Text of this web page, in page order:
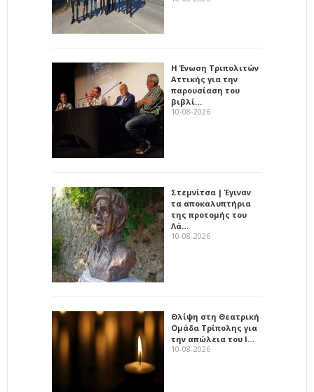
Η Ένωση Τριπολιτών
Αττικής για την
παρουσίαση του
βιβλί…
10-08-2026
Στεμνίτσα | Έγιναν
τα αποκαλυπτήρια
της προτομής του
Λά…
10-08-2026
Θλίψη στη Θεατρική
Ομάδα Τρίπολης για
την απώλεια του Ι…
10-08-2026